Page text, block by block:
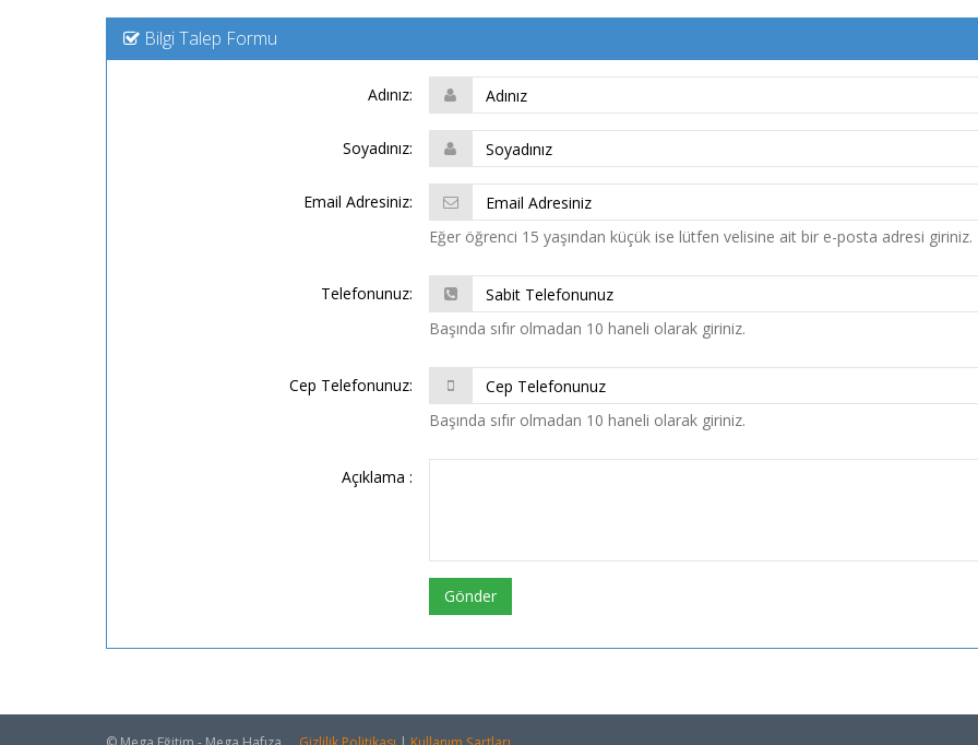
Bilgi Talep Formu
Adınız:
Soyadınız:
Email Adresiniz:
Eğer öğrenci 15 yaşından küçük ise lütfen velisine ait bir e-posta adresi giriniz.
Telefonunuz:
Başında sıfır olmadan 10 haneli olarak giriniz.
Cep Telefonunuz:
Başında sıfır olmadan 10 haneli olarak giriniz.
Açıklama :
Gönder